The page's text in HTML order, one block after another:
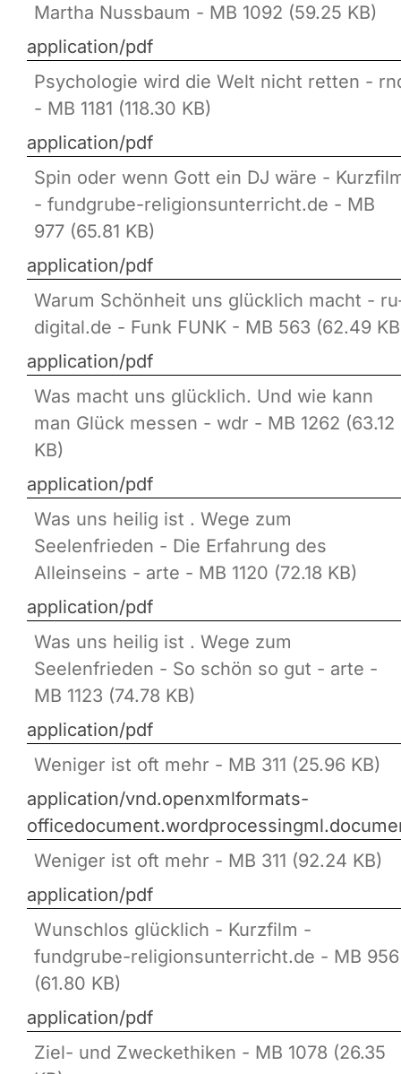
Martha Nussbaum - MB 1092 (59.25 KB)
application/pdf
Psychologie wird die Welt nicht retten -
- MB 1181 (118.30 KB)
application/pdf
Spin oder wenn Gott ein DJ wäre -
- fundgrube-religionsunterricht.de - MB
977 (65.81 KB)
application/pdf
Warum Schönheit uns glücklich macht -
digital.de - Funk FUNK - MB 563 (62.49
application/pdf
Was macht uns glücklich. Und wie kann
man Glück messen - wdr - MB 1262 (63.12
KB)
application/pdf
Was uns heilig ist . Wege zum
Seelenfrieden - Die Erfahrung des
Alleinseins - arte - MB 1120 (72.18 KB)
application/pdf
Was uns heilig ist . Wege zum
Seelenfrieden - So schön so gut - arte -
MB 1123 (74.78 KB)
application/pdf
Weniger ist oft mehr - MB 311 (25.96 KB)
application/vnd.openxmlformats-
Weniger ist oft mehr - MB 311 (92.24 KB)
application/pdf
Wunschlos glücklich - Kurzfilm -
fundgrube-religionsunterricht.de - MB 956
(61.80 KB)
application/pdf
Ziel- und Zweckethiken - MB 1078 (26.35